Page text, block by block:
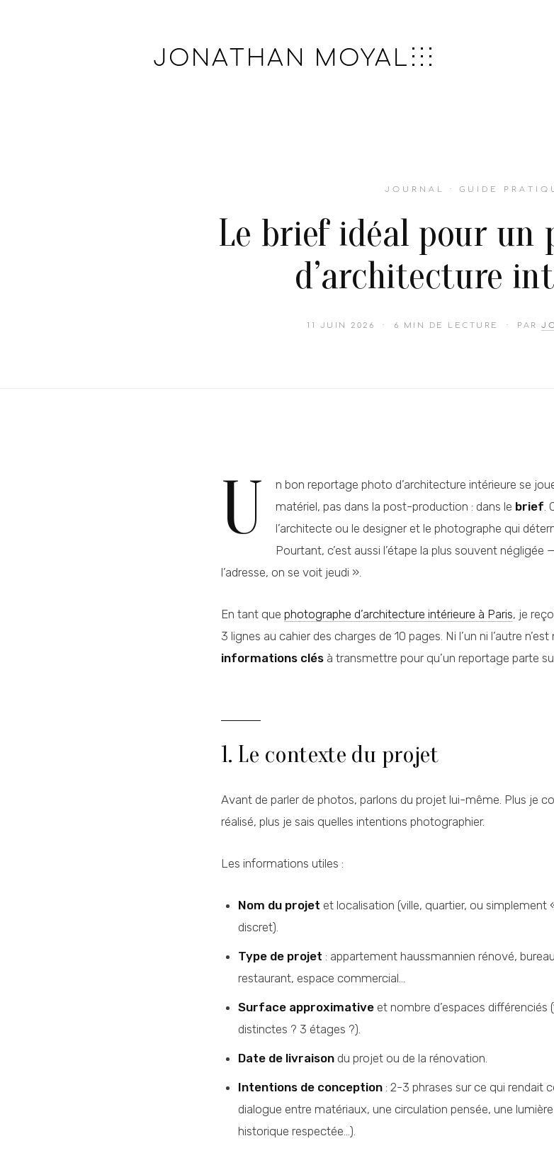
JONATHAN MOYAL
JOURNAL · GUIDE
Le brief idéal pour un
d’architecture
11 JUIN 2026 · 6 MIN DE LECTURE · PAR
U
n bon reportage photo d’architecture intérieure se
matériel, pas dans la post-production : dans le brief.
l’architecte ou le designer et le photographe qui
Pourtant, c’est aussi l’étape la plus souvent négligée
l’adresse, on se voit jeudi ».
En tant que photographe d’architecture intérieure à Paris, je
3 lignes au cahier des charges de 10 pages. Ni l’un ni l’autre
informations clés à transmettre pour qu’un reportage parte
1. Le contexte du projet
Avant de parler de photos, parlons du projet lui-même. Plus je
réalisé, plus je sais quelles intentions photographier.
Les informations utiles :
Nom du projet et localisation (ville, quartier, ou simplement
discret).
Type de projet : appartement haussmannien rénové,
restaurant, espace commercial…
Surface approximative et nombre d’espaces différenciés
distinctes ? 3 étages ?).
Date de livraison du projet ou de la rénovation.
Intentions de conception : 2-3 phrases sur ce qui rendait
dialogue entre matériaux, une circulation pensée, une
historique respectée…).